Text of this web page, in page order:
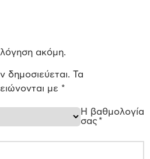
ακόμη.
δημοσιεύεται. Τα
με *
Η βαθμολογία
σας *